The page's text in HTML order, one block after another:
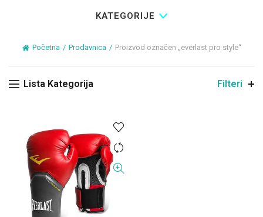
KATEGORIJE
Početna Prodavnica Proizvod označen „everlast pro style“
Lista Kategorija Filteri